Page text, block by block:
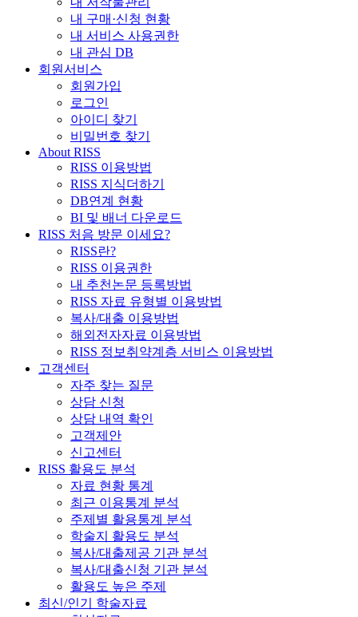
내 구매·신청 현황
내 서비스 사용권한
내 관심 DB
회원서비스
회원가입
로그인
아이디 찾기
비밀번호 찾기
About RISS
RISS 이용방법
RISS 지식더하기
DB연계 현황
BI 및 배너 다운로드
RISS 처음 방문 이세요?
RISS란?
RISS 이용권한
내 추천논문 등록방법
RISS 자료 유형별 이용방법
복사/대출 이용방법
해외전자자료 이용방법
RISS 정보취약계층 서비스 이용방법
고객센터
자주 찾는 질문
상담 신청
상담 내역 확인
고객제안
신고센터
RISS 활용도 분석
자료 현황 통계
최근 이용통계 분석
주제별 활용통계 분석
학술지 활용도 분석
복사/대출제공 기관 분석
복사/대출신청 기관 분석
활용도 높은 주제
최신/인기 학술자료